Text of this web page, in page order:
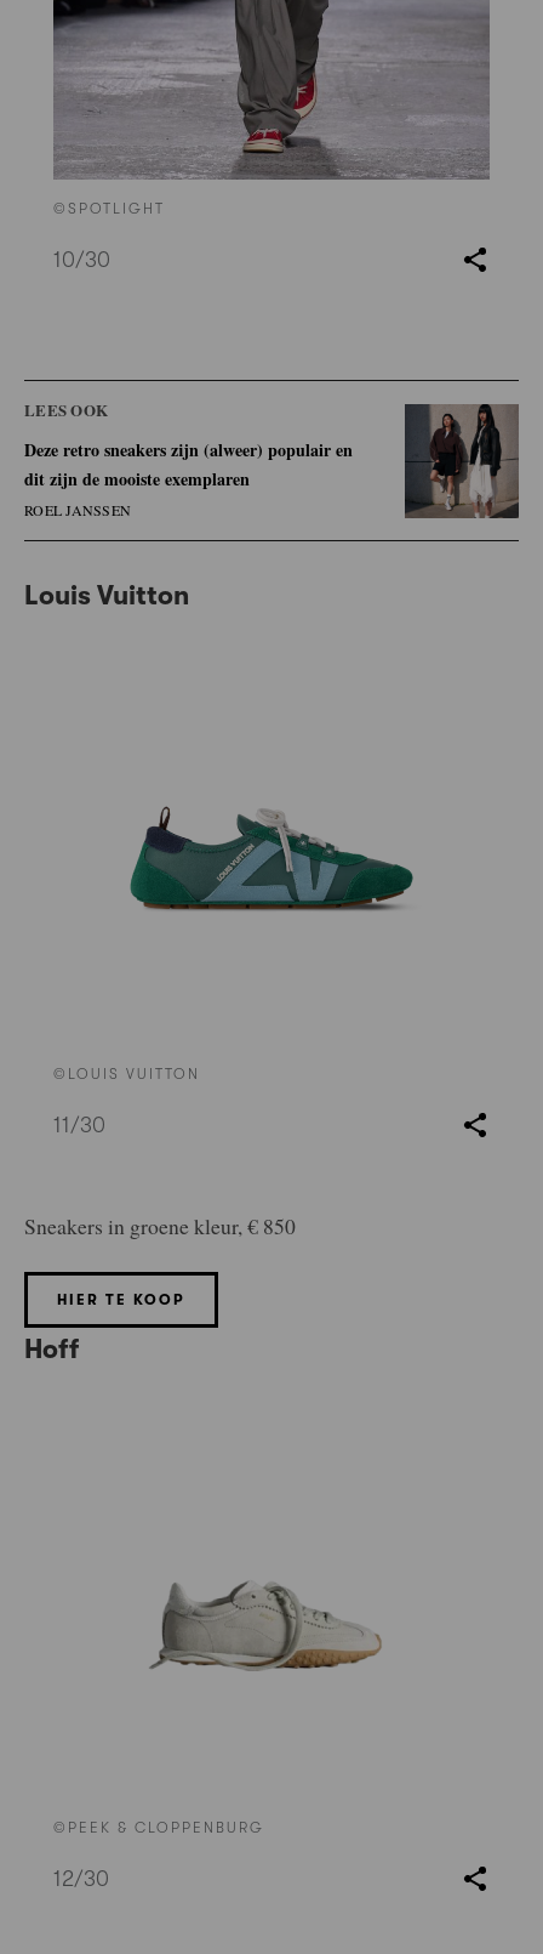
©SPOTLIGHT
10/30
LEES OOK
Deze retro sneakers zijn (alweer) populair en
dit zijn de mooiste exemplaren
ROEL JANSSEN
Louis Vuitton
©LOUIS VUITTON
11/30
Sneakers in groene kleur, € 850
HIER TE KOOP
Hoff
©PEEK & CLOPPENBURG
12/30